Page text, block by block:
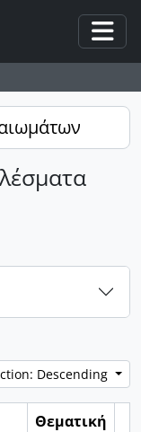
Descending
Θεματική